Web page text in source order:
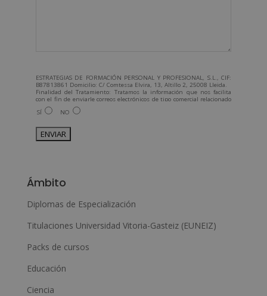
ESTRATEGIAS DE FORMACIÓN PERSONAL Y PROFESIONAL, S.L., CIF:
B87813861 Domicilio: C/ Comtessa Elvira, 13, Altillo 2, 25008 Lleida.
Finalidad del Tratamiento: Tratamos la información que nos facilita
con el fin de enviarle correos electrónicos de tipo comercial relacionado
con los productos ofrecidos y otros tipo de productos que fueran de su
interés.
Derechos: Puede ejercitar sus derechos identificándose
suficientemente, dirigiéndose a la dirección admin@grupoesneca.com.
Para más información consulte nuestra Política de Privacidad.
SÍ NO
t
e
t
i
Ámbito
Diplomas de Especialización
Titulaciones Universidad Vitoria-Gasteiz (EUNEIZ)
Packs de cursos
Educación
Ciencia